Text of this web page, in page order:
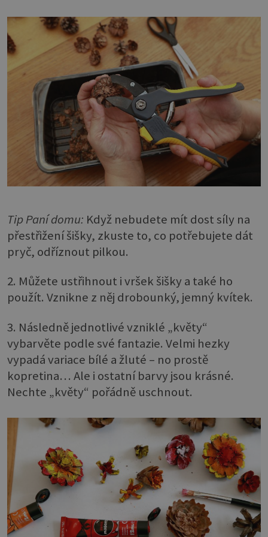
Tip Paní domu: Když nebudete mít dost síly na
přestřižení šišky, zkuste to, co potřebujete dát
pryč, odříznout pilkou.
2. Můžete ustřihnout i vršek šišky a také ho
použít. Vznikne z něj drobounký, jemný kvítek.
3. Následně jednotlivé vzniklé „květy“
vybarvěte podle své fantazie. Velmi hezky
vypadá variace bílé a žluté – no prostě
kopretina… Ale i ostatní barvy jsou krásné.
Nechte „květy“ pořádně uschnout.